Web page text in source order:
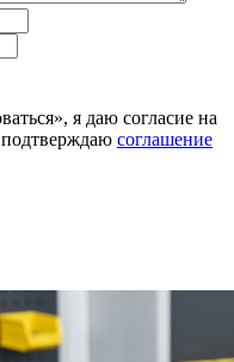
я даю согласие на
соглашение